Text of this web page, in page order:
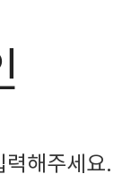
력해주세요.